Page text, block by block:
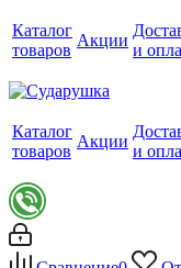
Каталог
товаров
Акции
и
Каталог
товаров
Акции
и